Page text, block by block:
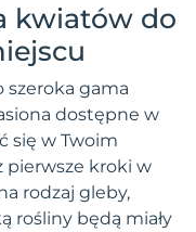
kwiatów do
szeroka gama
dostępne w
się w Twoim
pierwsze kroki w
rodzaj gleby,
rośliny będą miały